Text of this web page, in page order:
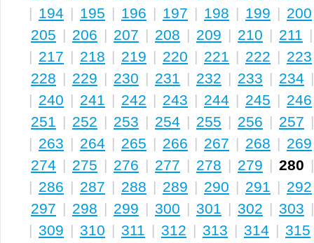
| 194 | 195 | 196 | 197 | 198 | 199 | 200
205 | 206 | 207 | 208 | 209 | 210 | 211
| 217 | 218 | 219 | 220 | 221 | 222 | 223
228 | 229 | 230 | 231 | 232 | 233 | 234
| 240 | 241 | 242 | 243 | 244 | 245 | 246
251 | 252 | 253 | 254 | 255 | 256 | 257
| 263 | 264 | 265 | 266 | 267 | 268 | 269
274 | 275 | 276 | 277 | 278 | 279 | 280
| 286 | 287 | 288 | 289 | 290 | 291 | 292
297 | 298 | 299 | 300 | 301 | 302 | 303
| 309 | 310 | 311 | 312 | 313 | 314 | 315